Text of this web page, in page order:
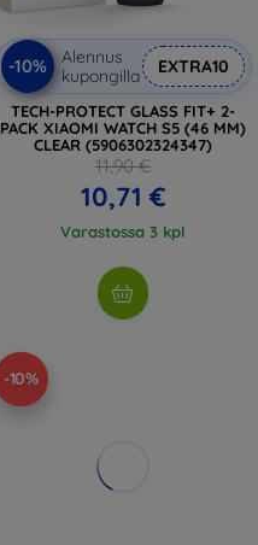
-10%
Alennus
kupongilla
EXTRA10
TECH-PROTECT GLASS FIT+ 2-
PACK XIAOMI WATCH S5 (46 MM)
CLEAR (5906302324347)
11,90 €
10,71 €
Varastossa 3 kpl
-10%